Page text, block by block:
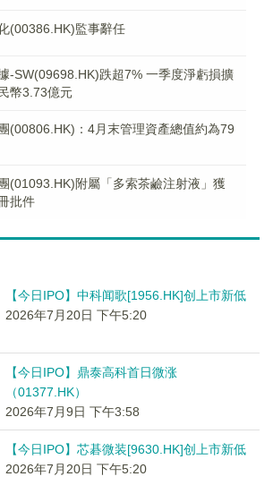
(00386.HK)監事辭任
-SW(09698.HK)跌超7% 一季度淨虧損擴
幣3.73億元
(00806.HK)：4月末管理資產總值約為79
(01093.HK)附屬「多索茶鹼注射液」獲
批件
【今日IPO】中科闻歌[1956.HK]创上市新低
2026年7月20日 下午5:20
【今日IPO】鼎泰高科首日微涨
（01377.HK）
2026年7月9日 下午3:58
【今日IPO】芯碁微装[9630.HK]创上市新低
2026年7月20日 下午5:20